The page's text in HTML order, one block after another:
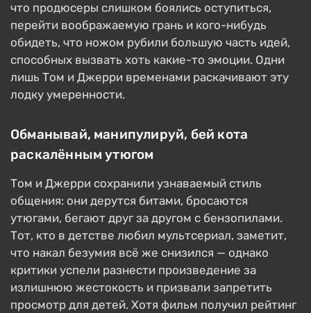
что продюсеры слишком боялись оступиться,
перейти воображаемую грань и кого-нибудь
обидеть, что ножом рубили большую часть идей,
способных вызвать хоть какие-то эмоции. Одни
лишь Том и Джерри временами раскачивают эту
лодку умеренности.
Обманывай, манипулируй, бей кота
раскалённым утюгом
Том и Джерри сохранили узнаваемый стиль
общения: они дерутся битами, бросаются
утюгами, бегают друг за другом с бензопилами.
Тот, кто в детстве любил мультсериал, заметит,
что накал безумия всё же снизился — однако
критики успели разнести произведение за
излишнюю жестокость и призвали запретить
просмотр для детей. Хотя фильм получил рейтинг